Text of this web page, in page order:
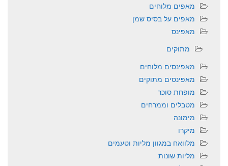
מאפים מלוחים
מאפים על בסיס שמן
מאפינס
מתוקים
מאפינסים מלוחים
מאפינסים מתוקים
מופחת סוכר
מטבלים וממרחים
מימונה
מיקרו
מלוואח במגוון מליות וטעמים
מליות שונות